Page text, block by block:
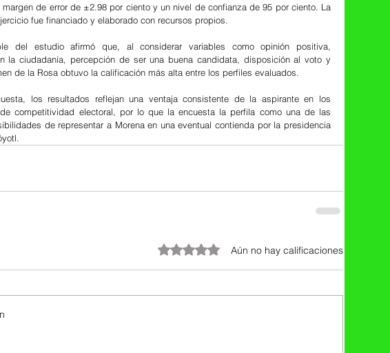
de error de ±2.98 por ciento y un nivel de confianza de 95 por ciento. La
fue financiado y elaborado con recursos propios.
del estudio afirmó que, al considerar variables como opinión positiva,
la ciudadanía, percepción de ser una buena candidata, disposición al voto y
de la Rosa obtuvo la calificación más alta entre los perfiles evaluados.
los resultados reflejan una ventaja consistente de la aspirante en los
competitividad electoral, por lo que la encuesta la perfila como una de las
de representar a Morena en una eventual contienda por la presidencia
Obtuvo 0 de 5 estrellas.Aún no hay calificaciones